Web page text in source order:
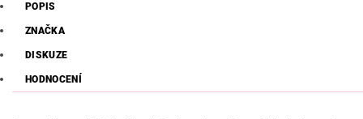
POPIS
ZNAČKA
DISKUZE
HODNOCENÍ